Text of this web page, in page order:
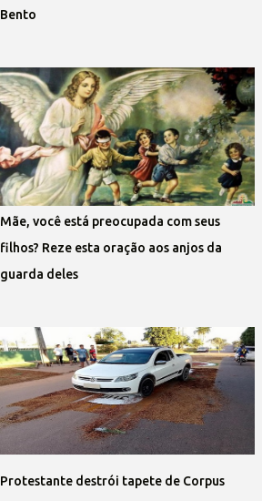
Bento
Mãe, você está preocupada com seus
filhos? Reze esta oração aos anjos da
guarda deles
Protestante destrói tapete de Corpus